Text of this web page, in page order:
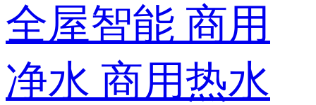
全屋智能 商用
净水 商用热水